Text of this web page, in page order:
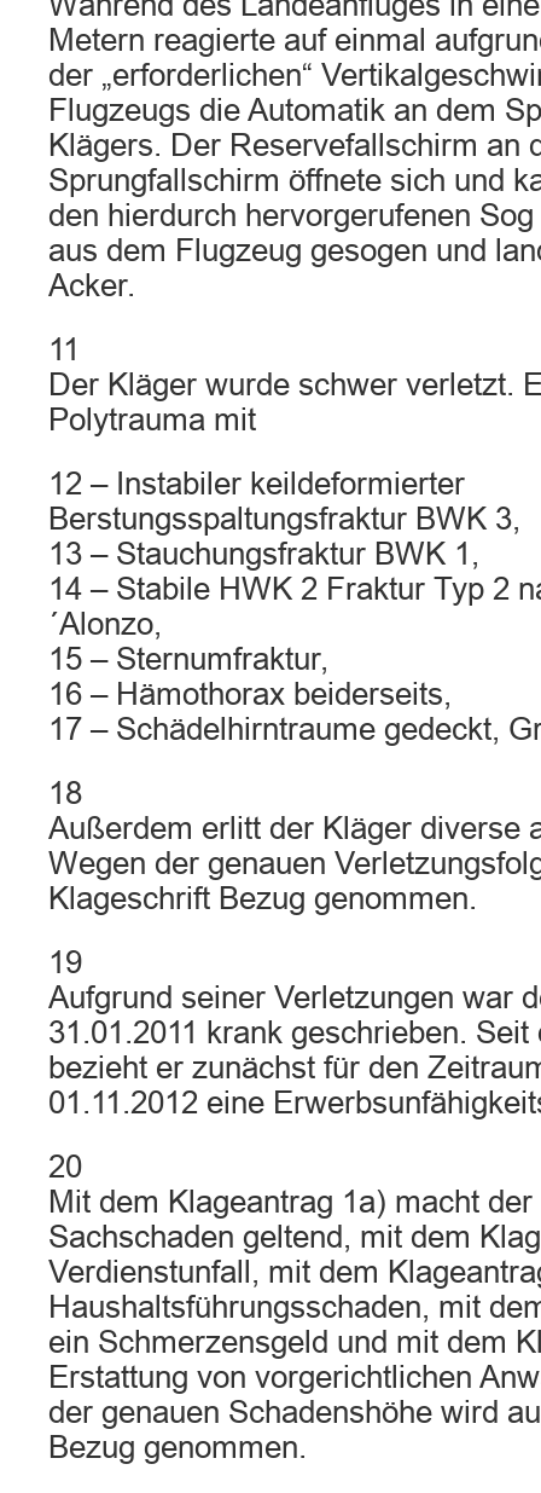
Metern reagierte auf einmal
der „erforderlichen“
Flugzeugs die Automatik an dem
Klägers. Der Reservefallschirm an
Sprungfallschirm öffnete sich und
den hierdurch hervorgerufenen
aus dem Flugzeug gesogen und
Acker.
11
Der Kläger wurde schwer verletzt.
Polytrauma mit
12 – Instabiler keildeformierter
Berstungsspaltungsfraktur BWK 3,
13 – Stauchungsfraktur BWK 1,
14 – Stabile HWK 2 Fraktur Typ 2
´Alonzo,
15 – Sternumfraktur,
16 – Hämothorax beiderseits,
17 – Schädelhirntraume gedeckt,
18
Außerdem erlitt der Kläger diverse
Wegen der genauen
Klageschrift Bezug genommen.
19
Aufgrund seiner Verletzungen war
31.01.2011 krank geschrieben. Seit
bezieht er zunächst für den
01.11.2012 eine
20
Mit dem Klageantrag 1a) macht
Sachschaden geltend, mit dem
Verdienstunfall, mit dem
Haushaltsführungsschaden, mit
ein Schmerzensgeld und mit dem
Erstattung von vorgerichtlichen
der genauen Schadenshöhe wird
Bezug genommen.